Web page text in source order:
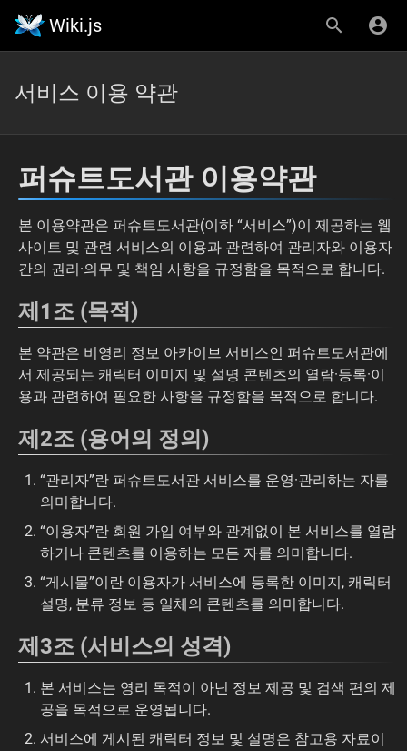
Wiki.js
서비스 이용 약관
퍼슈트도서관 이용약관
본 이용약관은 퍼슈트도서관(이하 “서비스”)이 제공하는 웹
사이트 및 관련 서비스의 이용과 관련하여 관리자와 이용자
간의 권리·의무 및 책임 사항을 규정함을 목적으로 합니다.
제1조 (목적)
본 약관은 비영리 정보 아카이브 서비스인 퍼슈트도서관에
서 제공되는 캐릭터 이미지 및 설명 콘텐츠의 열람·등록·이
용과 관련하여 필요한 사항을 규정함을 목적으로 합니다.
제2조 (용어의 정의)
“관리자”란 퍼슈트도서관 서비스를 운영·관리하는 자를
의미합니다.
“이용자”란 회원 가입 여부와 관계없이 본 서비스를 열람
하거나 콘텐츠를 이용하는 모든 자를 의미합니다.
“게시물”이란 이용자가 서비스에 등록한 이미지, 캐릭터
설명, 분류 정보 등 일체의 콘텐츠를 의미합니다.
제3조 (서비스의 성격)
본 서비스는 영리 목적이 아닌 정보 제공 및 검색 편의 제
공을 목적으로 운영됩니다.
서비스에 게시된 캐릭터 정보 및 설명은 참고용 자료이